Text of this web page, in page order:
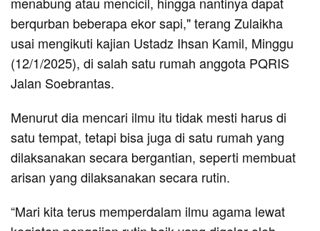
berqurban beberapa ekor sapi," terang Zulaikha
usai mengikuti kajian Ustadz Ihsan Kamil, Minggu
(12/1/2025), di salah satu rumah anggota PQRIS
Jalan Soebrantas.
Menurut dia mencari ilmu itu tidak mesti harus di
satu tempat, tetapi bisa juga di satu rumah yang
dilaksanakan secara bergantian, seperti membuat
arisan yang dilaksanakan secara rutin.
“Mari kita terus memperdalam ilmu agama lewat